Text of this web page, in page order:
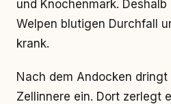
und Knochenmark.
Welpen blutigen Durchfall
krank.
Nach dem Andocken dringt
Zellinnere ein. Dort zerlegt